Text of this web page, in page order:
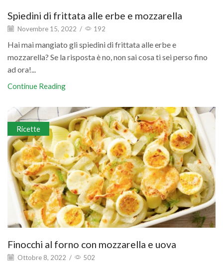
Spiedini di frittata alle erbe e mozzarella
Novembre 15, 2022 / 192
Hai mai mangiato gli spiedini di frittata alle erbe e
mozzarella? Se la risposta è no, non sai cosa ti sei perso fino
ad ora!...
Continue Reading
Ricette
Finocchi al forno con mozzarella e uova
Ottobre 8, 2022 / 502